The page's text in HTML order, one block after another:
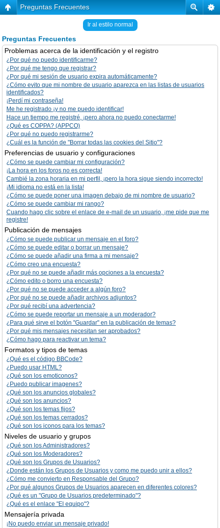
Preguntas Frecuentes
Ir al estilo normal
Preguntas Frecuentes
Problemas acerca de la identificación y el registro
¿Por qué no puedo identificarme?
¿Por qué me tengo que registrar?
¿Por qué mi sesión de usuario expira automáticamente?
¿Cómo evito que mi nombre de usuario aparezca en las listas de usuarios
identificados?
¡Perdí mi contraseña!
Me he registrado ¡y no me puedo identificar!
Hace un tiempo me registré, ¡pero ahora no puedo conectarme!
¿Qué es COPPA? (APPCO)
¿Por qué no puedo registrarme?
¿Cuál es la función de "Borrar todas las cookies del Sitio"?
Preferencias de usuario y configuraciones
¿Cómo se puede cambiar mi configuración?
¡La hora en los foros no es correcta!
Cambié la zona horaria en mi perfil, ¡pero la hora sigue siendo incorrecto!
¡Mi idioma no está en la lista!
¿Cómo se puede poner una imagen debajo de mi nombre de usuario?
¿Cómo se puede cambiar mi rango?
Cuando hago clic sobre el enlace de e-mail de un usuario, ¡me pide que me
registre!
Publicación de mensajes
¿Cómo se puede publicar un mensaje en el foro?
¿Cómo se puede editar o borrar un mensaje?
¿Cómo se puede añadir una firma a mi mensaje?
¿Cómo creo una encuesta?
¿Por qué no se puede añadir más opciones a la encuesta?
¿Cómo edito o borro una encuesta?
¿Por qué no se puede acceder a algún foro?
¿Por qué no se puede añadir archivos adjuntos?
¿Por qué recibí una advertencia?
¿Cómo se puede reportar un mensaje a un moderador?
¿Para qué sirve el botón "Guardar" en la publicación de temas?
¿Por qué mis mensajes necesitan ser aprobados?
¿Cómo hago para reactivar un tema?
Formatos y tipos de temas
¿Qué es el código BBCode?
¿Puedo usar HTML?
¿Qué son los emoticonos?
¿Puedo publicar imagenes?
¿Qué son los anuncios globales?
¿Qué son los anuncios?
¿Qué son los temas fijos?
¿Qué son los temas cerrados?
¿Qué son los iconos para los temas?
Niveles de usuario y grupos
¿Qué son los Administradores?
¿Qué son los Moderadores?
¿Qué son los Grupos de Usuarios?
¿Donde están los Grupos de Usuarios y como me puedo unir a ellos?
¿Cómo me convierto en Responsable del Grupo?
¿Por qué algunos Grupos de Usuarios aparecen en diferentes colores?
¿Qué es un "Grupo de Usuarios predeterminado"?
¿Qué es el enlace "El equipo"?
Mensajería privada
¡No puedo enviar un mensaje privado!